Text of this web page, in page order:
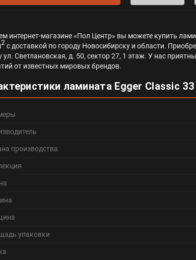
интернет-магазине «Пол Центр» вы можете купить
2с доставкой по городу Новосибирску и области.
ул. Светлановская, д. 50, сектор 27, 1 этаж. У нас
от известных мировых брендов.
ламината Egger Classic
производства
упаковки